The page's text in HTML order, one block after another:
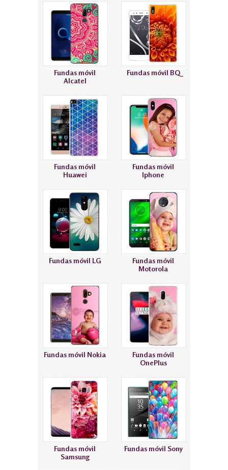
Fundas móvil
Alcatel
Fundas móvil BQ
Fundas móvil
Huawei
Fundas móvil
Iphone
Fundas móvil LG
Fundas móvil
Motorola
Fundas móvil Nokia
Fundas móvil
OnePlus
Fundas móvil
Samsung
Fundas móvil Sony